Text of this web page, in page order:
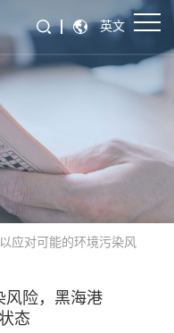
英文
以应对可能的环境污染风
风险，黑海港
态